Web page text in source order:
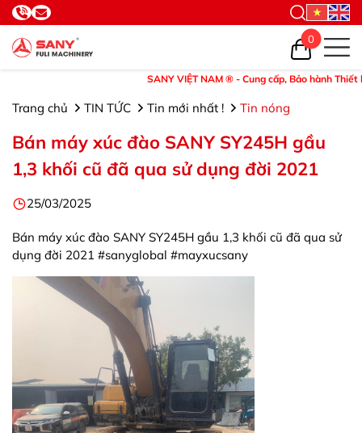
SANY VIỆT NAM ® - Cung cấp, Bảo hành Thiết bị và
0
Trang chủ TIN TỨC Tin mới nhất ! Tin nóng
Bán máy xúc đào SANY SY245H gầu
1,3 khối cũ đã qua sử dụng đời 2021
25/03/2025
Bán máy xúc đào SANY SY245H gầu 1,3 khối cũ đã qua sử
dụng đời 2021 #sanyglobal #mayxucsany